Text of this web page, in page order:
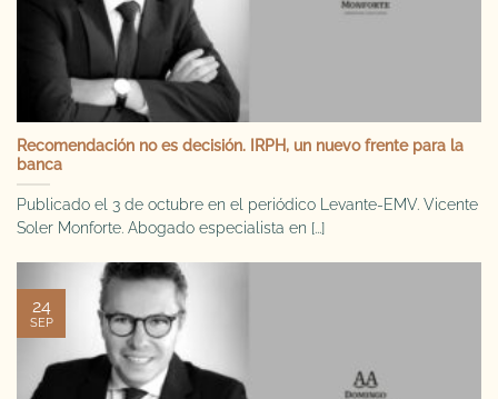
Recomendación no es decisión. IRPH, un nuevo frente para la
banca
Publicado el 3 de octubre en el periódico Levante-EMV. Vicente
Soler Monforte. Abogado especialista en [...]
24
SEP